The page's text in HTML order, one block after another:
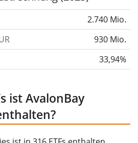
2.740 Mio.
930 Mio.
33,94%
ist AvalonBay